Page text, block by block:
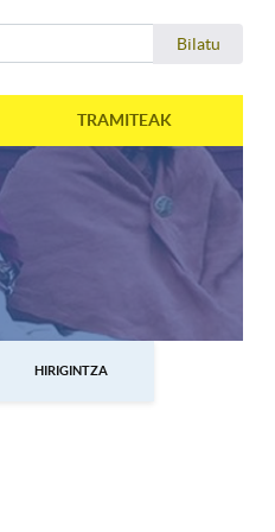
Bilatu
TRAMITEAK
HIRIGINTZA